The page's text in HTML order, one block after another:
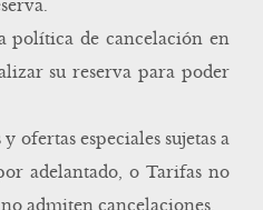
política de cancelación en
su reserva para poder
ofertas especiales sujetas a
adelantado, o Tarifas no
admiten cancelaciones.